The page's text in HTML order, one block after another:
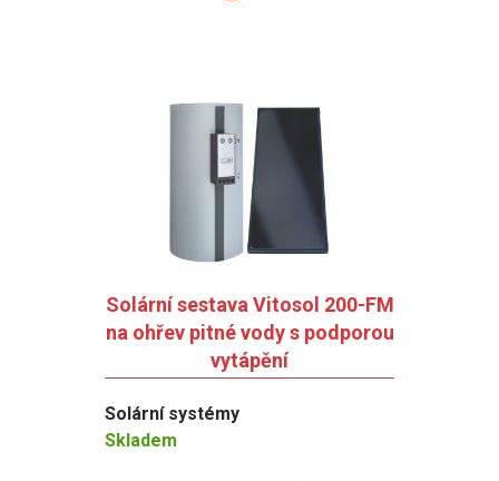
Solární sestava Vitosol 200-FM
na ohřev pitné vody s podporou
vytápění
Solární systémy
Skladem